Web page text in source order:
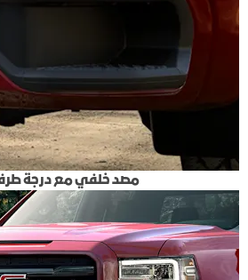
مصد خلفي مع درجة